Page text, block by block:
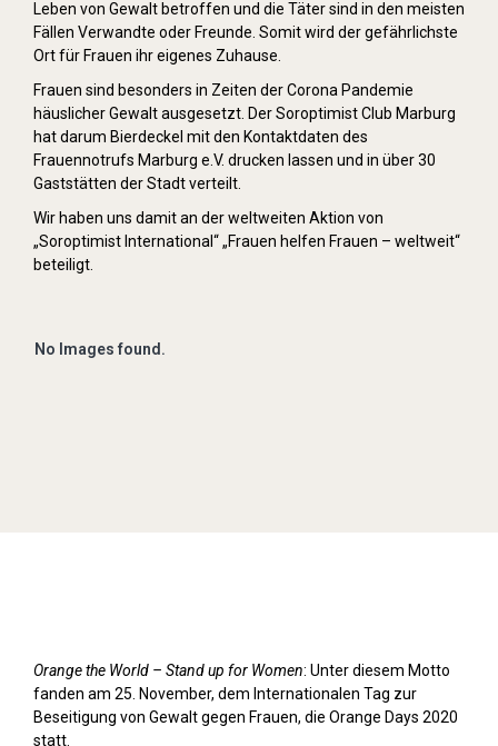
Leben von Gewalt betroffen und die Täter sind in den meisten
Fällen Verwandte oder Freunde. Somit wird der gefährlichste
Ort für Frauen ihr eigenes Zuhause.
Frauen sind besonders in Zeiten der Corona Pandemie
häuslicher Gewalt ausgesetzt. Der Soroptimist Club Marburg
hat darum Bierdeckel mit den Kontaktdaten des
Frauennotrufs Marburg e.V. drucken lassen und in über 30
Gaststätten der Stadt verteilt.
Wir haben uns damit an der weltweiten Aktion von
„Soroptimist International“ „Frauen helfen Frauen – weltweit“
beteiligt.
No Images found.
Orange the World – Stand up for Women: Unter diesem Motto
fanden am 25. November, dem Internationalen Tag zur
Beseitigung von Gewalt gegen Frauen, die Orange Days 2020
statt.